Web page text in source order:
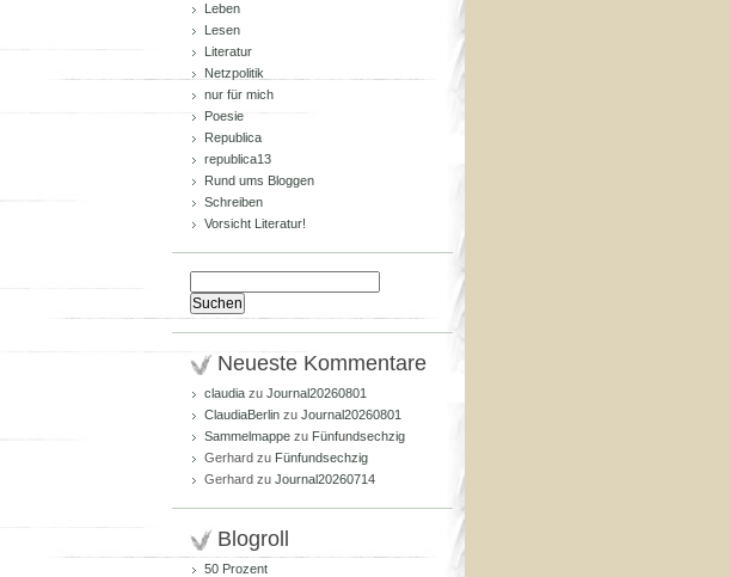
Leben
Lesen
Literatur
Netzpolitik
nur für mich
Poesie
Republica
republica13
Rund ums Bloggen
Schreiben
Vorsicht Literatur!
nach:
Neueste Kommentare
claudia zu Journal20260801
ClaudiaBerlin zu Journal20260801
Sammelmappe zu Fünfundsechzig
Gerhard zu Fünfundsechzig
Gerhard zu Journal20260714
Blogroll
50 Prozent